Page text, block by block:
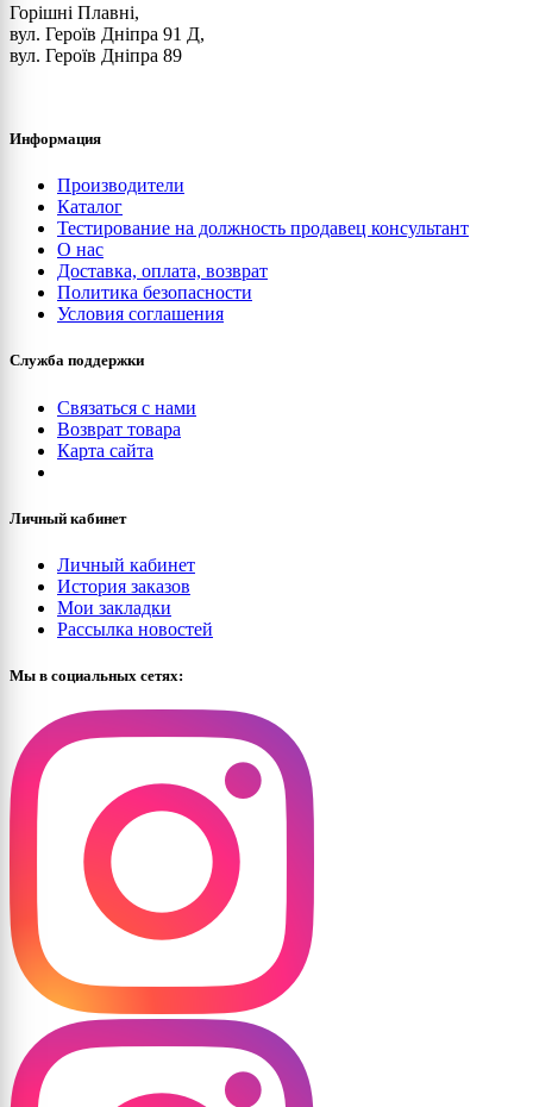
Горішні Плавні,
вул. Героїв Дніпра 91 Д,
вул. Героїв Дніпра 89
Информация
Производители
Каталог
Тестирование на должность продавец консультант
О нас
Доставка, оплата, возврат
Политика безопасности
Условия соглашения
Служба поддержки
Связаться с нами
Возврат товара
Карта сайта
Личный кабинет
Личный кабинет
История заказов
Мои закладки
Рассылка новостей
Мы в социальных сетях: